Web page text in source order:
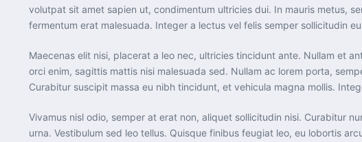
volutpat sit amet sapien ut, condimentum ultricies dui. In mauris metus,
fermentum erat malesuada. Integer a lectus vel felis semper sollicitudin
Maecenas elit nisi, placerat a leo nec, ultricies tincidunt ante. Nullam et
orci enim, sagittis mattis nisi malesuada sed. Nullam ac lorem porta,
Curabitur suscipit massa eu nibh tincidunt, et vehicula magna mollis.
Vivamus nisl odio, semper at erat non, aliquet sollicitudin nisi. Curabitur
urna. Vestibulum sed leo tellus. Quisque finibus feugiat leo, eu lobortis